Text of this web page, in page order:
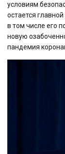
условиям
остается
в том числе его
новую
пандемия